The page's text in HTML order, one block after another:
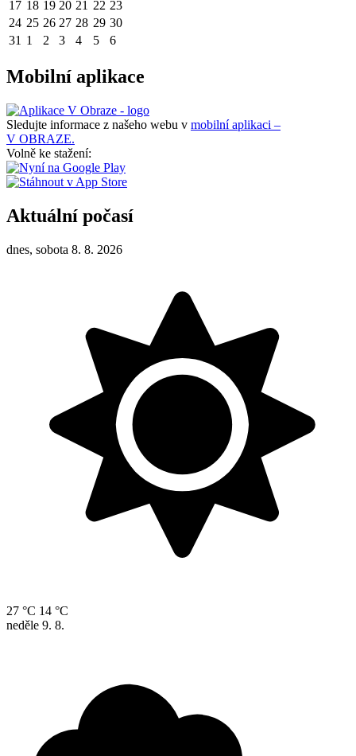
17 18 19 20 21 22 23
24 25 26 27 28 29 30
31 1 2 3 4 5 6
Mobilní aplikace
Sledujte informace z našeho webu v mobilní aplikaci –
V OBRAZE.
Volně ke stažení:
Aktuální počasí
dnes, sobota 8. 8. 2026
27 °C 14 °C
neděle 9. 8.